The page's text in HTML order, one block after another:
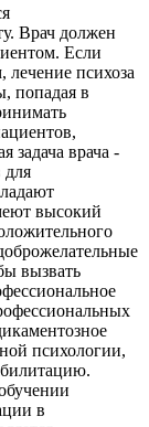
Врач должен
Если
лечение психоза
попадая в
задача врача -
для
высокий
вызвать
психологии,
в